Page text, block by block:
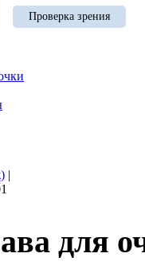
Проверка зрения
|
для